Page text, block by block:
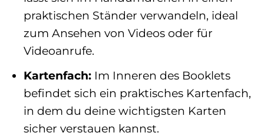
praktischen Ständer verwandeln, ideal
zum Ansehen von Videos oder für
Videoanrufe.
Kartenfach: Im Inneren des Booklets
befindet sich ein praktisches Kartenfach,
in dem du deine wichtigsten Karten
sicher verstauen kannst.